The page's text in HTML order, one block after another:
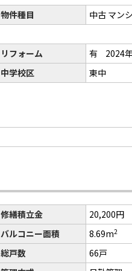
物件種目
中古 マン
リフォーム 有
2024
中学校区 東中
修繕積立金
20,200円
バルコニー面積 8.69m2
総戸数
66戸